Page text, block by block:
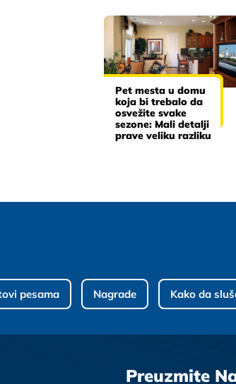
Pet mesta u domu
koja bi trebalo da
osvežite svake
sezone: Mali detalji
prave veliku razliku
pesama Nagrade Kako da
Preuzmite